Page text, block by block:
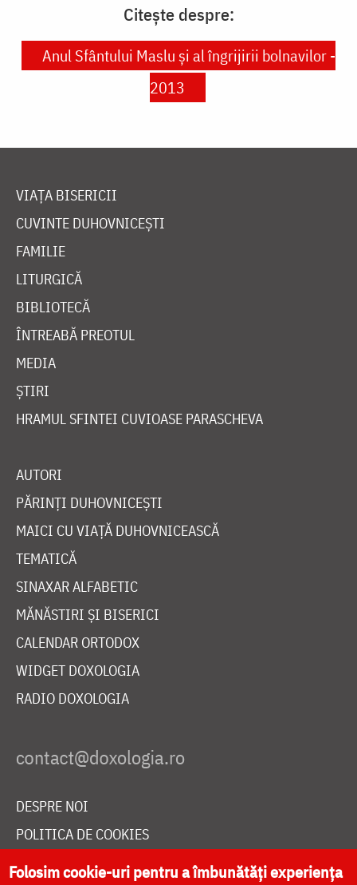
Citește despre:
Anul Sfântului Maslu și al îngrijirii bolnavilor -
2013
VIAȚA BISERICII
CUVINTE DUHOVNICEȘTI
FAMILIE
LITURGICĂ
BIBLIOTECĂ
ÎNTREABĂ PREOTUL
MEDIA
ȘTIRI
HRAMUL SFINTEI CUVIOASE PARASCHEVA
AUTORI
PĂRINȚI DUHOVNICEȘTI
MAICI CU VIAȚĂ DUHOVNICEASCĂ
TEMATICĂ
SINAXAR ALFABETIC
MĂNĂSTIRI ȘI BISERICI
CALENDAR ORTODOX
WIDGET DOXOLOGIA
RADIO DOXOLOGIA
DESPRE NOI
POLITICA DE COOKIES
DONEAZĂ ONLINE PENTRU CATEDRALA NAȚIONALĂ
Folosim cookie-uri pentru a îmbunătăți experiența